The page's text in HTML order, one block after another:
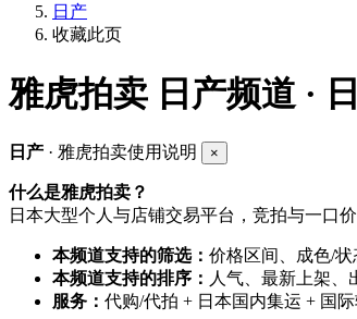
日产
收藏此页
雅虎拍卖 日产频道 ·
日产 · 雅虎拍卖使用说明 ×
什么是雅虎拍卖？
日本大型个人与店铺交易平台，竞拍与一口
本频道支持的筛选： 价格区间、成色/
本频道支持的排序： 人气、最新上架
服务： 代购/代拍 + 日本国内集运 + 国